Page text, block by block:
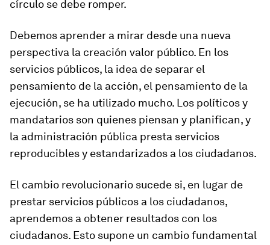
círculo se debe romper.
Debemos aprender a mirar desde una nueva
perspectiva la creación valor público. En los
servicios públicos, la idea de separar el
pensamiento de la acción, el pensamiento de la
ejecución, se ha utilizado mucho. Los políticos y
mandatarios son quienes piensan y planifican, y
la administración pública presta servicios
reproducibles y estandarizados a los ciudadanos.
El cambio revolucionario sucede si, en lugar de
prestar servicios públicos a los ciudadanos,
aprendemos a obtener resultados con los
ciudadanos. Esto supone un cambio fundamental